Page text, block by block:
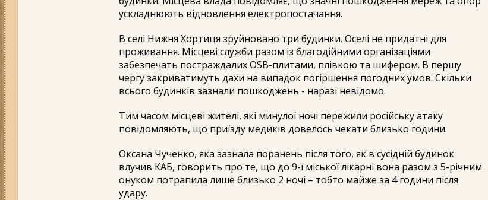
ускладнюють відновлення електропостачання.
В селі Нижня Хортиця зруйновано три будинки. Оселі не придатні для
проживання. Місцеві служби разом із благодійними організаціями
забезпечать постраждалих OSB-плитами, плівкою та шифером. В першу
чергу закриватимуть дахи на випадок погіршення погодних умов. Скільки
всього будинків зазнали пошкоджень - наразі невідомо.
Тим часом місцеві жителі, які минулої ночі пережили російську атаку
повідомляють, що приїзду медиків довелось чекати близько години.
Оксана Чученко, яка зазнала поранень після того, як в сусідній будинок
влучив КАБ, говорить про те, що до 9-ї міської лікарні вона разом з 5-річним
онуком потрапила лише близько 2 ночі – тобто майже за 4 години після
удару.